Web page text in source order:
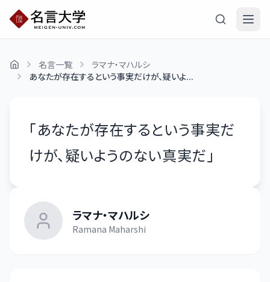
名言一覧
ラマナ・マハルシ
あなたが存在するという事実だけが、疑いよ...
「あなたが存在するという事実だ
けが、疑いようのない真実だ 」
ラマナ・マハルシ
Ramana Maharshi